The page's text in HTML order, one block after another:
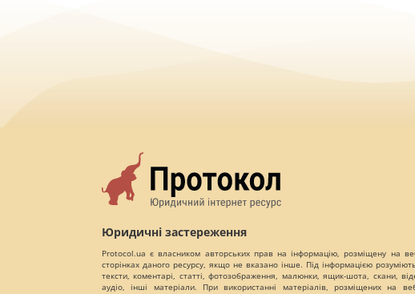
Юридичні застереження
Protocol.ua є власником авторських прав на інформацію, розміщену на
сторінках даного ресурсу, якщо не вказано інше. Під інформацією
тексти, коментарі, статті, фотозображення, малюнки, ящик-шота, скани,
аудіо, інші матеріали. При використанні матеріалів, розміщених на